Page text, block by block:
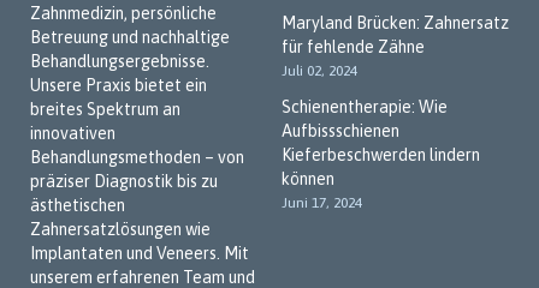
Zahnmedizin, persönliche
Betreuung und nachhaltige
Behandlungsergebnisse.
Unsere Praxis bietet ein
breites Spektrum an
innovativen
Behandlungsmethoden – von
präziser Diagnostik bis zu
ästhetischen
Zahnersatzlösungen wie
Implantaten und Veneers. Mit
unserem erfahrenen Team und
Maryland Brücken: Zahnersatz
für fehlende Zähne
Juli 02, 2024
Schienentherapie: Wie
Aufbissschienen
Kieferbeschwerden lindern
können
Juni 17, 2024